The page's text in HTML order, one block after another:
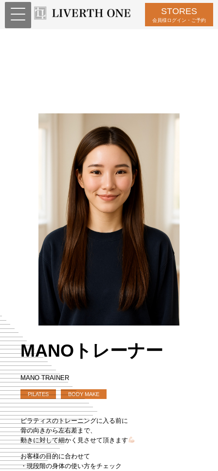
STORES
会員様ログイン・ご予約
MANOトレーナー
MANO TRAINER
PILATES BODY MAKE
ピラティスのトレーニングに入る前に
骨の向きから左右差まで、
動きに対して細かく見させて頂きます
お客様の目的に合わせて
・現段階の身体の使い方をチェック